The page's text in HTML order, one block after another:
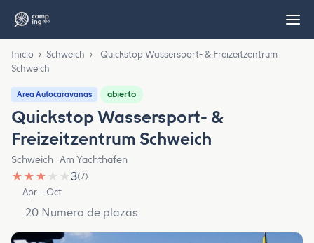
Inicio › Schweich ›
Quickstop Wassersport- & Freizeitzentrum
Schweich
Area Autocaravanas abierto
Quickstop Wassersport- &
Freizeitzentrum Schweich
Schweich · Am Yachthafen
★ ★ ★ ★ ★3(7)
Apr – Oct
20 Numero de plazas